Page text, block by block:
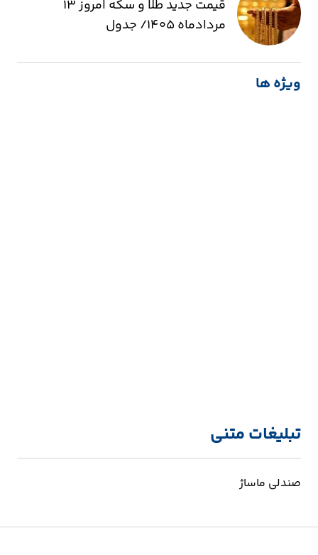
قیمت جدید طلا و سکه امروز ۱۳
مردادماه ۱۴۰۵/ جدول
ویژه ها
تبلیغات متنی
صندلی ماساژ